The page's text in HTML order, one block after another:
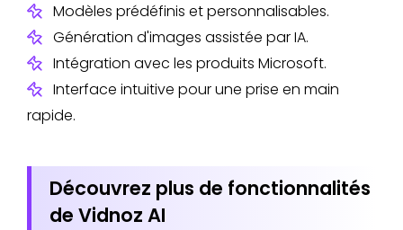
Modèles prédéfinis et personnalisables.
Génération d'images assistée par IA.
Intégration avec les produits Microsoft.
Interface intuitive pour une prise en main
rapide.
Découvrez plus de fonctionnalités
de Vidnoz AI